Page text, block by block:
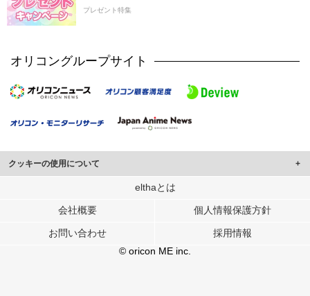
プレゼント特集
オリコングループサイト
クッキーの使用について
このサイトでは Cookie を使用して、ユーザーに合わせたコンテンツや広告の
行っています。
メディアや広告配信、データ解析の各パートナーに提供しています。
各パートナーは、この情報とユーザーが各パートナーに提供した他の情報や、
ユーザーが各パートナーのサービスを使用したときに収集した他の情報を組み
elthaとは
会社概要 個人情報保護方針
お問い合わせ
採用情報
© oricon ME inc.